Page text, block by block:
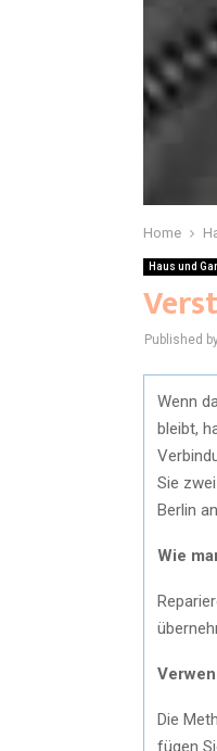
Home
Haus und
Published
Wenn
bleibt,
Sie
Berlin
Wie
Die
fügen